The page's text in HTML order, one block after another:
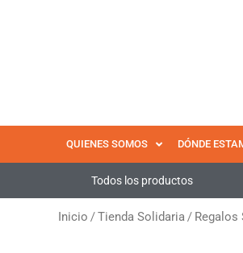
QUIENES SOMOS DÓNDE
Todos los productos
Inicio /Tienda Solidaria / Regalos